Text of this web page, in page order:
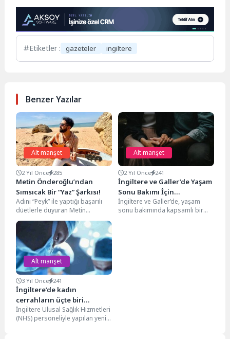
Etiketler : gazeteler ingiltere
Benzer Yazılar
Alt manşet
2 Yıl Önce 285
Metin Önderoğlu’ndan
Sımsıcak Bir “Yaz” Şarkısı!
Adını “Peyk” ile yaptığı başarılı
düetlerle duyuran Metin
Önderoğlu, bağımsız bir
müzisyen olarak üretimlerine
ara...
Alt manşet
2 Yıl Önce 241
İngiltere ve Galler’de Yaşam
Sonu Bakımı İçin
Dönüştürücü Plan
İngiltere ve Galler’de, yaşam
sonu bakımında kapsamlı bir
Alt manşet
3 Yıl Önce 241
İngiltere’de kadın
cerrahların üçte biri
meslektaşları tarafından
cinsel tacize uğruyor
İngiltere Ulusal Sağlık Hizmetleri
(NHS) personeliyle yapılan yeni